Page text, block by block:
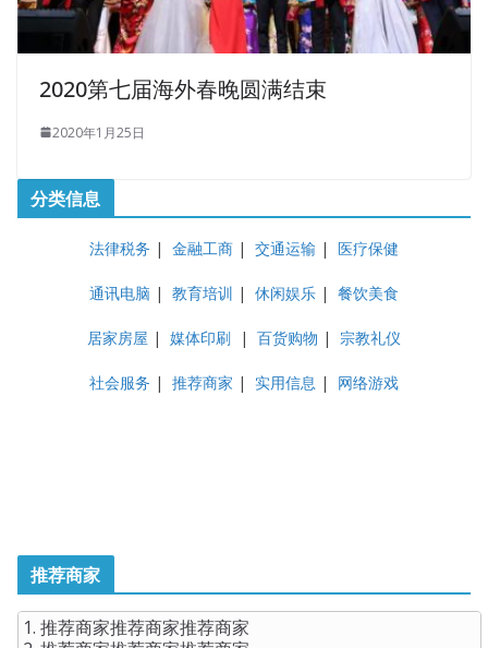
2020第七届海外春晚圆满结束
2020年1月25日
分类信息
法律税务 | 金融工商 | 交通运输 | 医疗保健
通讯电脑 | 教育培训 | 休闲娱乐 | 餐饮美食
居家房屋 | 媒体印刷 | 百货购物 | 宗教礼仪
社会服务 | 推荐商家 | 实用信息 | 网络游戏
推荐商家